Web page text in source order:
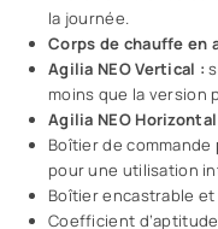
la journée.
Corps de chauffe en
Agilia NEO Vertical :
moins que la version
Agilia NEO Horizontal
Boîtier de commande
pour une utilisation
Boîtier encastrable
Coefficient